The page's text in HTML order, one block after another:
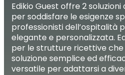
Edikio Guest offre 2
per soddisfare le esigenze
professionisti dell’ospitalità
elegante e personalizzata.
per le strutture ricettive
soluzione semplice ed
versatile per adattarsi a